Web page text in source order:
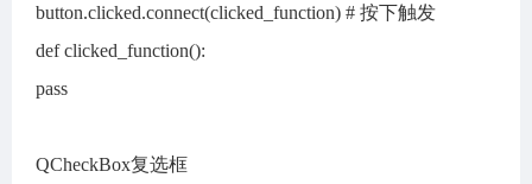
button.clicked.connect(clicked_function) # 按下触发
def clicked_function():
pass
QCheckBox复选框